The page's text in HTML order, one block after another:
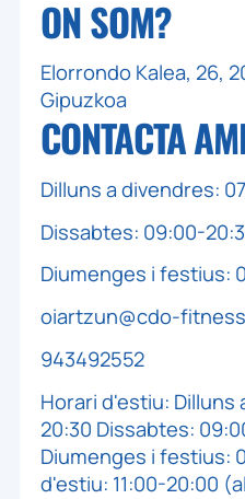
ON SOM?
Elorrondo Kalea, 26,
Gipuzkoa
CONTACTA
Dilluns a divendres:
Dissabtes: 09:00-
Diumenges i festius:
oiartzun@cdo-
943492552
Horari d'estiu: Dilluns
20:30 Dissabtes:
Diumenges i festius:
d'estiu: 11:00-20:00